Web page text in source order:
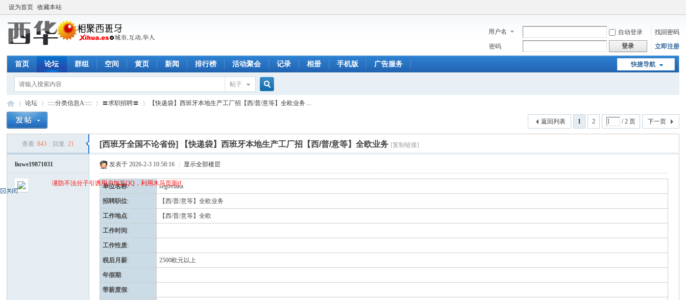
设为首页 收藏本站
用户名 自动登录
找回密码
密码
登录 立即注册
快捷导航
首页 论坛 群组 空间 黄页 新闻 排行榜 活动聚会 记录 相册 手机版 广告服务
帖子
搜
索
论坛
›
:::::分类信息A::::: 〓求职招聘〓
›
【快递袋】西班牙本地生产工厂招【西/普/意等】全欧业务 ...
1 2 / 2 页 下一页
返回列表
查看: 843 回复: 21 [西班牙全国不论省份] 【快递袋】西班牙本地生产工厂招【西/普/意等】全欧业务 [复制链接]
liuwe19871031 发表于 2026-2-3 10:58:16 显示全部楼层
单位名称: segoviana
招聘职位: 【西/普/意等】全欧业务
工作地点: 【西/普/意等】全欧
工作时间 :
工作性质:
税后月薪: 2500欧元以上
年假期:
带薪度假:
谨防不法分子引诱用户加其QQ，利用木马页面(QQ空间)骗取qq密码